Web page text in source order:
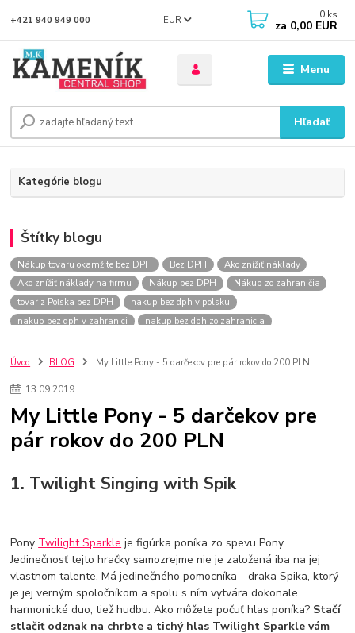
Menu
EUR
Hľadať
+421 940 949 000 0 ks
za 0,00 EUR
Kategórie blogu
Štítky blogu
Nákup tovaru okamžite bez DPH Bez DPH
Ako znížiť náklady
Ako znížiť náklady na firmu
Nákup bez DPH
Nákup zo zahraničia
tovar z Poľska bez DPH
nakup bez dph v polsku
nakup bez dph v zahranici
nakup bez dph zo zahranicia
szco nakup bez dph
Smart hodinky pre deti
Plyšový macovia
Lego Star Wars
Darčeky na Vianoce 2019
Vianočný darček pre dievča do 20€
Darčeky pre dievčatá
L.O.L. Surprise bábiky
L.O.L. Surprise autíčka
L.O.L. Surprise zberateľské figúrky
L.O.L. OMG L.O.L. OMG Bábiky
Úvod BLOG My Little Pony - 5 darčekov pre pár rokov do 200 PLN
13.09.2019
My Little Pony - 5 darčekov pre
pár rokov do 200 PLN
1. Twilight Singing with Spik
Pony Twilight Sparkle je figúrka poníka zo spevu Pony.
Jedinečnosť tejto hračky samozrejme nie je založená iba na jej
vlastnom talente. Má jedinečného pomocníka - draka Spika, ktorý
je jej verným spoločníkom a spolu s ním vytvára dokonale
harmonické duo, tiež hudbu. Ako môžete počuť hlas poníka? Stačí
stlačiť odznak na chrbte a tichý hlas Twilight Sparkle vám